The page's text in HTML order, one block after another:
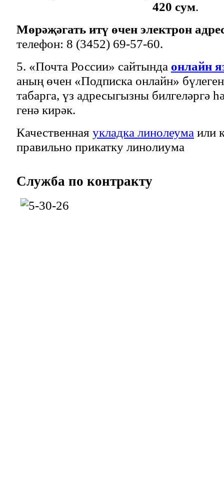
420 сум.
Мөрәҗәгать итү өчен электрон
телефон: 8 (3452) 69-57-60.
5. «Почта России» сайтында онлайн
аның өчен «Подписка онлайн»
табарга, үз адресыгызны билгеләргә
генә кирәк.
Качественная укладка линолеума или
правильно прикатку линолиума
Служба по контракту